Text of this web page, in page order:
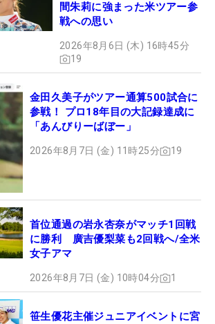
間朱莉に強まった米ツアー参
戦への思い
2026年8月6日 (木) 16時45分
19
金田久美子がツアー通算500試合に
参戦！ プロ18年目の大記録達成に
「あんびりーばぼー」
2026年8月7日 (金) 11時25分 19
首位通過の岩永杏奈がマッチ1回戦
に勝利 廣吉優梨菜も2回戦へ/全米
女子アマ
2026年8月7日 (金) 10時04分 1
笹生優花主催ジュニアイベントに宮